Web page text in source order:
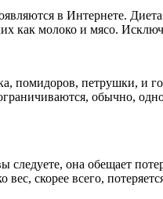
в Интернете.
как молоко и мясо.
помидоров, петрушки, и
обычно,
она обещает
вес, скорее всего,